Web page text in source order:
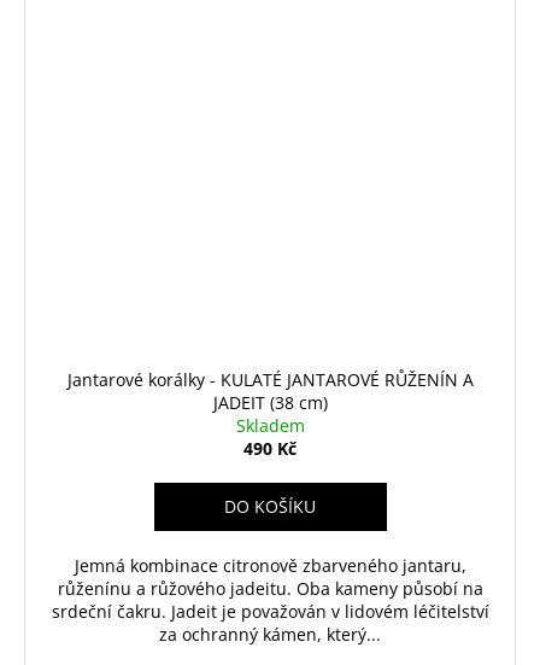
Jantarové korálky - KULATÉ JANTAROVÉ RŮŽENÍN A
JADEIT (38 cm)
Skladem
490 Kč
DO KOŠÍKU
Jemná kombinace citronově zbarveného jantaru,
růženínu a růžového jadeitu. Oba kameny působí na
srdeční čakru. Jadeit je považován v lidovém léčitelství
za ochranný kámen, který...